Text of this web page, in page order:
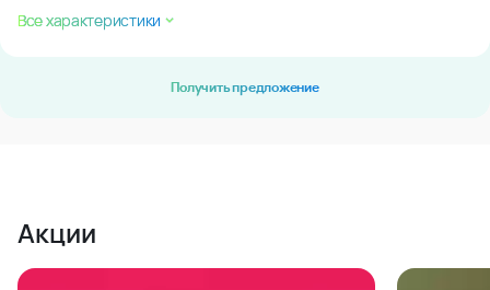
Все характеристики
Получить предложение
Акции